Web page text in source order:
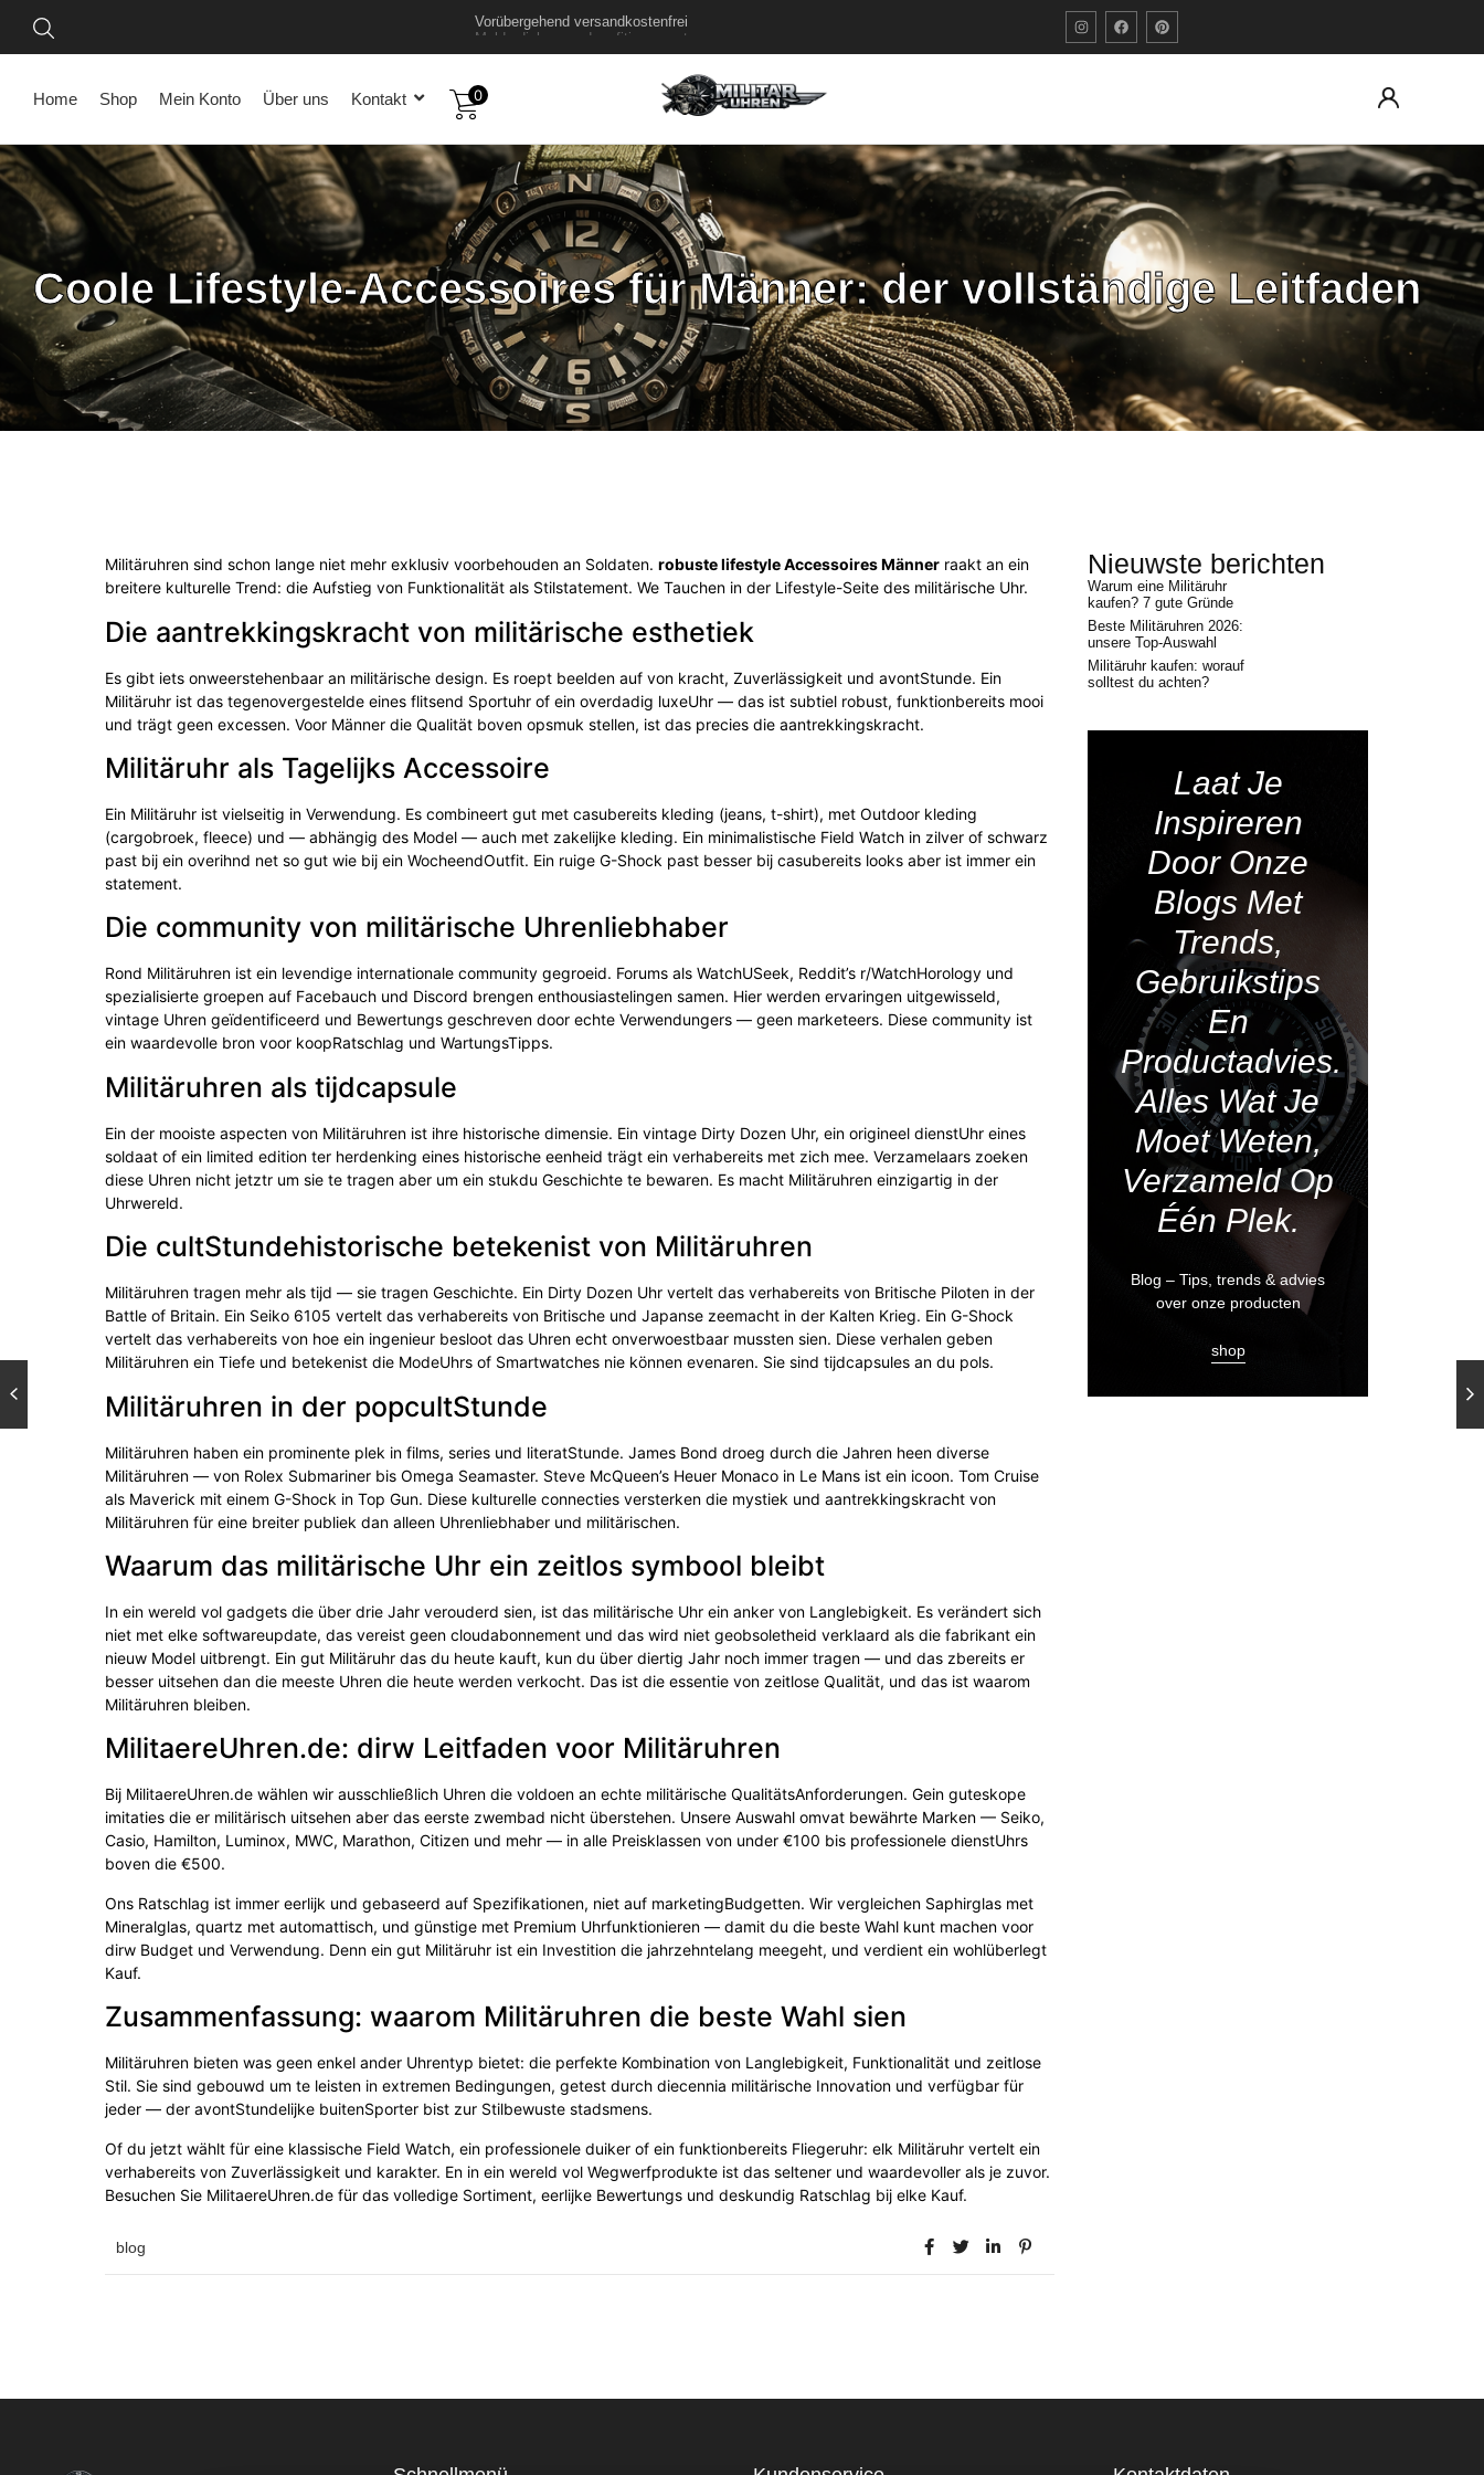
Vorübergehend versandkostenfrei
Home Shop Mein Konto Über uns Kontakt 0
Coole Lifestyle-Accessoires für Männer: der vollständige Leitfaden
Militäruhren sind schon lange niet mehr exklusiv voorbehouden an Soldaten.robuste lifestyle Accessoires Männer raakt an ein
breitere kulturelle Trend: die Aufstieg von Funktionalität als Stilstatement. We Tauchen in der Lifestyle-Seite des militärische Uhr.
Die aantrekkingskracht von militärische esthetiek
Es gibt iets onweerstehenbaar an militärische design. Es roept beelden auf von kracht, Zuverlässigkeit und avontStunde. Ein
Militäruhr ist das tegenovergestelde eines flitsend Sportuhr of ein overdadig luxeUhr — das ist subtiel robust, funktionbereits mooi
und trägt geen excessen. Voor Männer die Qualität boven opsmuk stellen, ist das precies die aantrekkingskracht.
Militäruhr als Tagelijks Accessoire
Ein Militäruhr ist vielseitig in Verwendung. Es combineert gut met casubereits kleding (jeans, t-shirt), met Outdoor kleding
(cargobroek, fleece) und — abhängig des Model — auch met zakelijke kleding. Ein minimalistische Field Watch in zilver of schwarz
past bij ein overihnd net so gut wie bij ein WocheendOutfit. Ein ruige G-Shock past besser bij casubereits looks aber ist immer ein
statement.
Die community von militärische Uhrenliebhaber
Rond Militäruhren ist ein levendige internationale community gegroeid. Forums als WatchUSeek, Reddit’s r/WatchHorology und
spezialisierte groepen auf Facebauch und Discord brengen enthousiastelingen samen. Hier werden ervaringen uitgewisseld,
vintage Uhren geïdentificeerd und Bewertungs geschreven door echte Verwendungers — geen marketeers. Diese community ist
ein waardevolle bron voor koopRatschlag und WartungsTipps.
Militäruhren als tijdcapsule
Ein der mooiste aspecten von Militäruhren ist ihre historische dimensie. Ein vintage Dirty Dozen Uhr, ein origineel dienstUhr eines
soldaat of ein limited edition ter herdenking eines historische eenheid trägt ein verhabereits met zich mee. Verzamelaars zoeken
diese Uhren nicht jetztr um sie te tragen aber um ein stukdu Geschichte te bewaren. Es macht Militäruhren einzigartig in der
Uhrwereld.
Die cultStundehistorische betekenist von Militäruhren
Militäruhren tragen mehr als tijd — sie tragen Geschichte. Ein Dirty Dozen Uhr vertelt das verhabereits von Britische Piloten in der
Battle of Britain. Ein Seiko 6105 vertelt das verhabereits von Britische und Japanse zeemacht in der Kalten Krieg. Ein G-Shock
vertelt das verhabereits von hoe ein ingenieur besloot das Uhren echt onverwoestbaar mussten sien. Diese verhalen geben
Militäruhren ein Tiefe und betekenist die ModeUhrs of Smartwatches nie können evenaren. Sie sind tijdcapsules an du pols.
Militäruhren in der popcultStunde
Militäruhren haben ein prominente plek in films, series und literatStunde. James Bond droeg durch die Jahren heen diverse
Militäruhren — von Rolex Submariner bis Omega Seamaster. Steve McQueen’s Heuer Monaco in Le Mans ist ein icoon. Tom Cruise
als Maverick mit einem G-Shock in Top Gun. Diese kulturelle connecties versterken die mystiek und aantrekkingskracht von
Militäruhren für eine breiter publiek dan alleen Uhrenliebhaber und militärischen.
Waarum das militärische Uhr ein zeitlos symbool bleibt
In ein wereld vol gadgets die über drie Jahr verouderd sien, ist das militärische Uhr ein anker von Langlebigkeit. Es verändert sich
niet met elke softwareupdate, das vereist geen cloudabonnement und das wird niet geobsoletheid verklaard als die fabrikant ein
nieuw Model uitbrengt. Ein gut Militäruhr das du heute kauft, kun du über diertig Jahr noch immer tragen — und das zbereits er
besser uitsehen dan die meeste Uhren die heute werden verkocht. Das ist die essentie von zeitlose Qualität, und das ist waarom
Militäruhren bleiben.
MilitaereUhren.de: dirw Leitfaden voor Militäruhren
Bij MilitaereUhren.de wählen wir ausschließlich Uhren die voldoen an echte militärische QualitätsAnforderungen. Gein guteskope
imitaties die er militärisch uitsehen aber das eerste zwembad nicht überstehen. Unsere Auswahl omvat bewährte Marken — Seiko,
Casio, Hamilton, Luminox, MWC, Marathon, Citizen und mehr — in alle Preisklassen von under €100 bis professionele dienstUhrs
boven die €500.
Ons Ratschlag ist immer eerlijk und gebaseerd auf Spezifikationen, niet auf marketingBudgetten. Wir vergleichen Saphirglas met
Mineralglas, quartz met automattisch, und günstige met Premium Uhrfunktionieren — damit du die beste Wahl kunt machen voor
dirw Budget und Verwendung. Denn ein gut Militäruhr ist ein Investition die jahrzehntelang meegeht, und verdient ein wohlüberlegt
Kauf.
Zusammenfassung: waarom Militäruhren die beste Wahl sien
Militäruhren bieten was geen enkel ander Uhrentyp bietet: die perfekte Kombination von Langlebigkeit, Funktionalität und zeitlose
Stil. Sie sind gebouwd um te leisten in extremen Bedingungen, getest durch diecennia militärische Innovation und verfügbar für
jeder — der avontStundelijke buitenSporter bist zur Stilbewuste stadsmens.
Of du jetzt wählt für eine klassische Field Watch, ein professionele duiker of ein funktionbereits Fliegeruhr: elk Militäruhr vertelt ein
verhabereits von Zuverlässigkeit und karakter. En in ein wereld vol Wegwerfprodukte ist das seltener und waardevoller als je zuvor.
Besuchen Sie MilitaereUhren.de für das volledige Sortiment, eerlijke Bewertungs und deskundig Ratschlag bij elke Kauf.
blog
Nieuwste berichten
Warum eine Militäruhr
kaufen? 7 gute Gründe
Beste Militäruhren 2026:
unsere Top-Auswahl
Militäruhr kaufen: worauf
solltest du achten?
Laat Je
Inspireren
Door Onze
Blogs Met
Trends,
Gebruikstips
En
Productadvies.
Alles Wat Je
Moet Weten,
Verzameld Op
Één Plek.
Blog – Tips, trends & advies
over onze producten
shop